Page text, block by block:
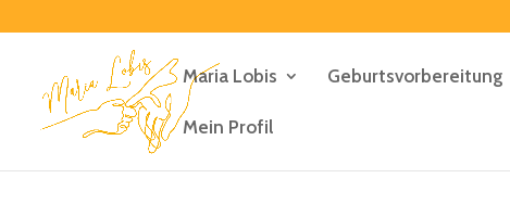
Maria Lobis Geburtsvorbereitung
Mein Profil